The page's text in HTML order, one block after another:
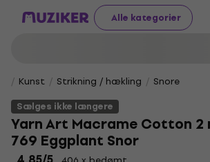
Alle kategorier
Kunst Strikning / hækling
Snore
Sælges ikke længere
Yarn Art Macrame Cotton 2
769 Eggplant Snor